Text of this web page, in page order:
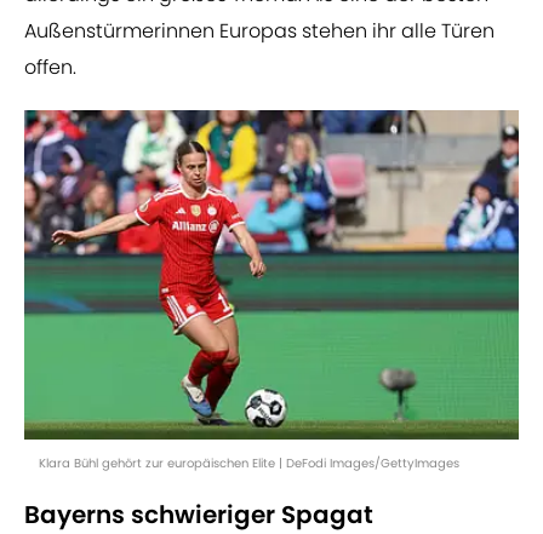
Außenstürmerinnen Europas stehen ihr alle Türen
offen.
Klara Bühl gehört zur europäischen Elite | DeFodi Images/GettyImages
Bayerns schwieriger Spagat